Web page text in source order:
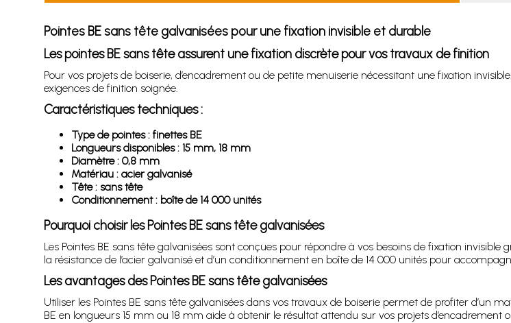
Pointes BE sans tête galvanisées pour une fixation invisible et durable
Les pointes BE sans tête assurent une fixation discrète pour vos travaux de finition
Pour vos projets de boiserie, d’encadrement ou de petite menuiserie nécessitant une fixation
exigences de finition soignée.
Caractéristiques techniques :
Type de pointes : finettes BE
Longueurs disponibles : 15 mm, 18 mm
Diamètre : 0,8 mm
Matériau : acier galvanisé
Tête : sans tête
Conditionnement : boîte de 14 000 unités
Pourquoi choisir les Pointes BE sans tête galvanisées
Les Pointes BE sans tête galvanisées sont conçues pour répondre à vos besoins de fixation
la résistance de l’acier galvanisé et d’un conditionnement en boîte de 14 000 unités pour
Les avantages des Pointes BE sans tête galvanisées
Utiliser les Pointes BE sans tête galvanisées dans vos travaux de boiserie permet de profiter d’un
BE en longueurs 15 mm ou 18 mm aide à obtenir le résultat attendu sur vos projets d’encadrement